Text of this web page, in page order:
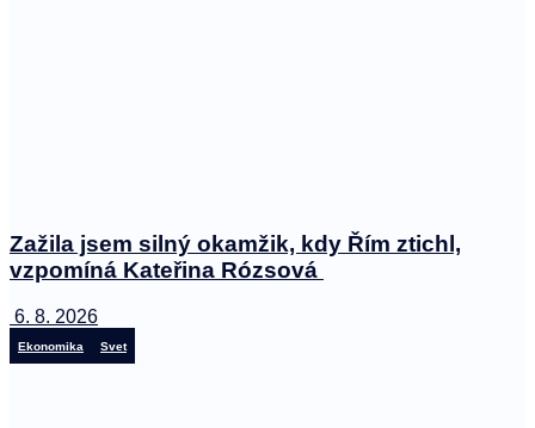
Zažila jsem silný okamžik, kdy Řím ztichl,
vzpomíná Kateřina Rózsová
6. 8. 2026
Ekonomika Svet